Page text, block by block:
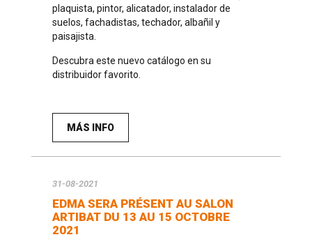
plaquista, pintor, alicatador, instalador de
suelos, fachadistas, techador, albañil y
paisajista.
Descubra este nuevo catálogo en su
distribuidor favorito.
MÁS INFO
31-08-2021
EDMA SERA PRÉSENT AU SALON
ARTIBAT DU 13 AU 15 OCTOBRE
2021